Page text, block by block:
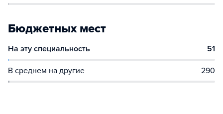
Бюджетных мест
На эту специальность 51
В среднем на другие 290